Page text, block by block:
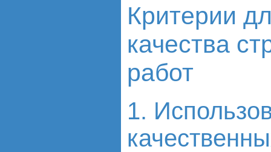
Критерии
качества
работ
1.